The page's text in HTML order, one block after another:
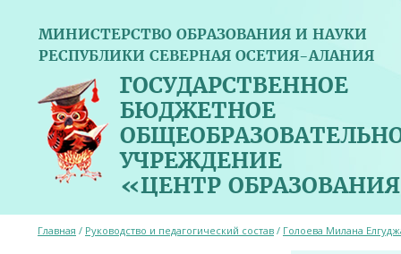
МИНИСТЕРСТВО ОБРАЗОВАНИЯ И НАУКИ
РЕСПУБЛИКИ СЕВЕРНАЯ ОСЕТИЯ-АЛАНИЯ
ГОСУДАРСТВЕННОЕ
БЮДЖЕТНОЕ
УЧРЕЖДЕНИЕ
«ЦЕНТР
Главная / Руководство и педагогический состав / Голоева Милана